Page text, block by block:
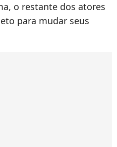
o restante dos atores
para mudar seus